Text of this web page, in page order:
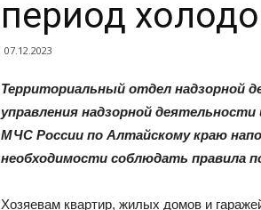
период
07.12.2023
Территориальный отдел надзорной
управления надзорной
МЧС России по Алтайскому краю
необходимости соблюдать правила
Хозяевам квартир, жилых домов и